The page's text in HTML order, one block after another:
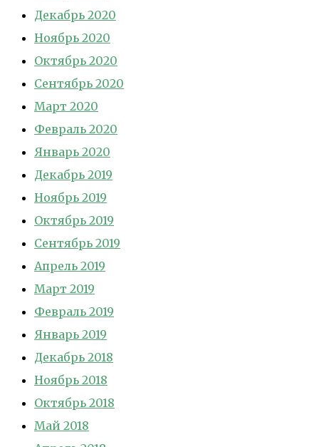
Декабрь 2020
Ноябрь 2020
Октябрь 2020
Сентябрь 2020
Март 2020
Февраль 2020
Январь 2020
Декабрь 2019
Ноябрь 2019
Октябрь 2019
Сентябрь 2019
Апрель 2019
Март 2019
Февраль 2019
Январь 2019
Декабрь 2018
Ноябрь 2018
Октябрь 2018
Май 2018